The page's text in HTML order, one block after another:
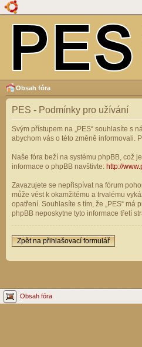
Obsah fóra
PES - Podmínky pro užívání
Svým přístupem na „PES“ souhlasíte s
abychom vás o této změně informovali.
Naše fóra beží na systému phpBB, což
informace o phpBB navštivte: http://
Zavazujete se nepřispívat na fórum
může vést k okamžitému a trvalému
opatření. Souhlasíte s tím, že „PES“
phpBB neposkytne tyto informace třetí
Zpět na přihlašovací formulář
Obsah fóra